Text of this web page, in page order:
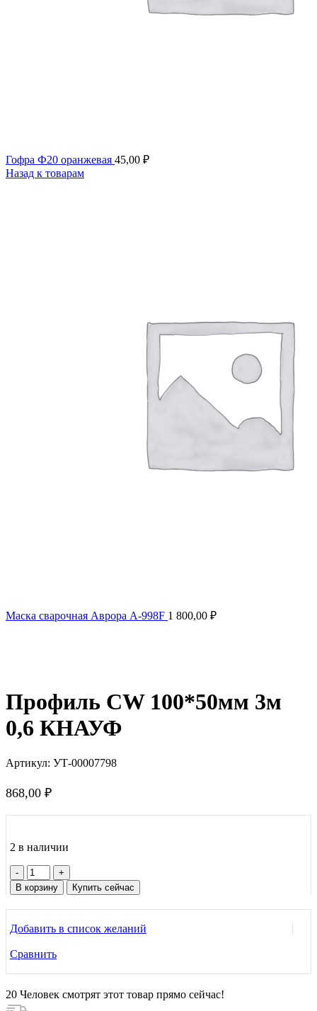
Гофра Ф20 оранжевая 45,00 ₽
Назад к товарам
Маска сварочная Аврора А-998F 1 800,00 ₽
Профиль CW 100*50мм 3м
0,6 КНАУФ
Артикул: УТ-00007798
868,00 ₽
2 в наличии
Количество
товара
Профиль
CW
3м
КНАУФ
В корзину Купить сейчас
Добавить в список желаний
Сравнить
20 Человек смотрят этот товар прямо сейчас!